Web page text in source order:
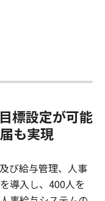
標設定が可能
も実現
び給与管理、人事
導入し、400人を